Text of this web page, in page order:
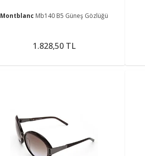
Montblanc Mb140 B5 Güneş Gözlüğü
1.828,50 TL